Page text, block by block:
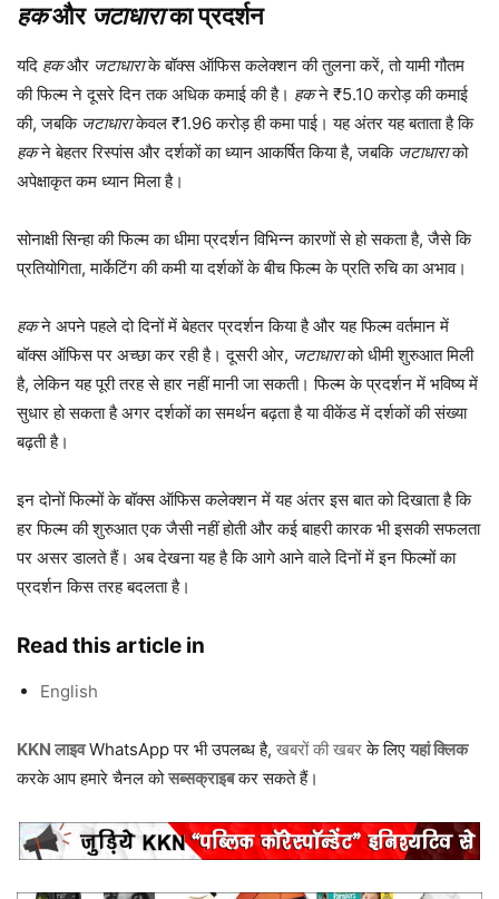
हकऔर जटाधाराका प्रदर्शन
यदि हकऔर जटाधाराके बॉक्स ऑफिस कलेक्शन की तुलना करें, तो यामी गौतम
की फिल्म ने दूसरे दिन तक अधिक कमाई की है। हकने ₹5.10 करोड़ की कमाई
की, जबकि जटाधाराकेवल ₹1.96 करोड़ ही कमा पाई। यह अंतर यह बताता है कि
हकने बेहतर रिस्पांस और दर्शकों का ध्यान आकर्षित किया है, जबकि जटाधाराको
अपेक्षाकृत कम ध्यान मिला है।
सोनाक्षी सिन्हा की फिल्म का धीमा प्रदर्शन विभिन्न कारणों से हो सकता है, जैसे कि
प्रतियोगिता, मार्केटिंग की कमी या दर्शकों के बीच फिल्म के प्रति रुचि का अभाव।
हकने अपने पहले दो दिनों में बेहतर प्रदर्शन किया है और यह फिल्म वर्तमान में
बॉक्स ऑफिस पर अच्छा कर रही है। दूसरी ओर, जटाधाराको धीमी शुरुआत मिली
है, लेकिन यह पूरी तरह से हार नहीं मानी जा सकती। फिल्म के प्रदर्शन में भविष्य में
सुधार हो सकता है अगर दर्शकों का समर्थन बढ़ता है या वीकेंड में दर्शकों की संख्या
बढ़ती है।
इन दोनों फिल्मों के बॉक्स ऑफिस कलेक्शन में यह अंतर इस बात को दिखाता है कि
हर फिल्म की शुरुआत एक जैसी नहीं होती और कई बाहरी कारक भी इसकी सफलता
पर असर डालते हैं। अब देखना यह है कि आगे आने वाले दिनों में इन फिल्मों का
प्रदर्शन किस तरह बदलता है।
Read this article in
English
KKN लाइवWhatsApp पर भी उपलब्ध है, खबरों की खबरके लिए यहां क्लिक
करके आप हमारे चैनल कोसब्सक्राइबकर सकते हैं।